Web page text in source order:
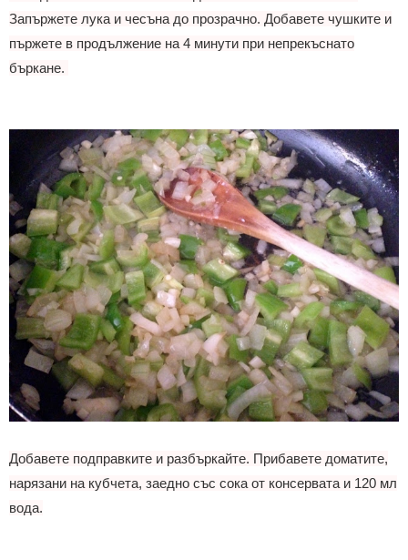
Запържете лука и чесъна до прозрачно. Добавете чушките и
пържете в продължение на 4 минути при непрекъснато
бъркане.
Добавете подправките и разбъркайте. Прибавете доматите,
нарязани на кубчета, заедно със сока от консервата и 120 мл
вода.